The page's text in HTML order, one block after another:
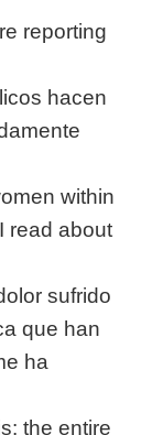
reporting
hacen
within
read about
sufrido
que han
ha
the entire